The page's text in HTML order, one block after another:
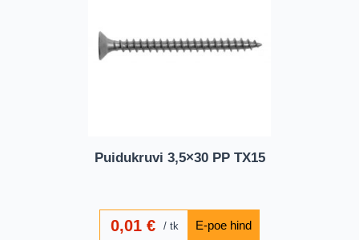
Puidukruvi 3,5×30 PP TX15
0,01€ tk